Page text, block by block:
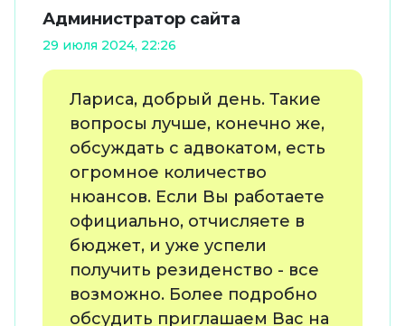
Администратор сайта
29 июля 2024, 22:26
Лариса, добрый день. Такие
вопросы лучше, конечно же,
обсуждать с адвокатом, есть
огромное количество
нюансов. Если Вы работаете
официально, отчисляете в
бюджет, и уже успели
получить резиденство - все
возможно. Более подробно
обсудить приглашаем Вас на